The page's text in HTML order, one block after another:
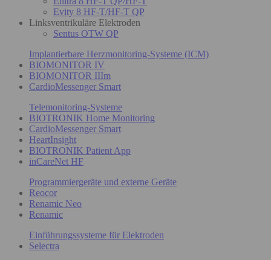
Evity 8 HF-T/HF-T QP
Linksventrikuläre Elektroden
Sentus OTW QP
Implantierbare Herzmonitoring-Systeme (ICM)
BIOMONITOR IV
BIOMONITOR IIIm
CardioMessenger Smart
Telemonitoring-Systeme
BIOTRONIK Home Monitoring
CardioMessenger Smart
HeartInsight
BIOTRONIK Patient App
inCareNet HF
Programmiergeräte und externe Geräte
Reocor
Renamic Neo
Renamic
Einführungssysteme für Elektroden
Selectra